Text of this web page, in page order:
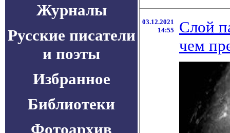
Журналы
Русские писатели
и поэты
Избранное
Библиотеки
Фотоархив
03.12.2021
14:55
Слой
чем